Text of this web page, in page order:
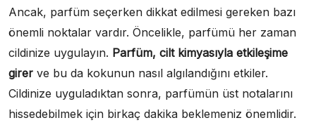
Ancak, parfüm seçerken dikkat edilmesi gereken bazı
önemli noktalar vardır. Öncelikle, parfümü her zaman
cildinize uygulayın. Parfüm, cilt kimyasıyla etkileşime
girer ve bu da kokunun nasıl algılandığını etkiler.
Cildinize uyguladıktan sonra, parfümün üst notalarını
hissedebilmek için birkaç dakika beklemeniz önemlidir.